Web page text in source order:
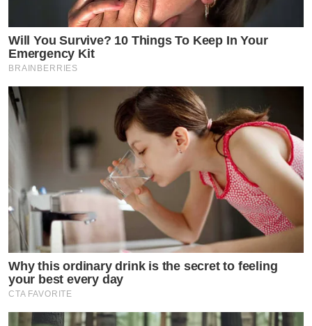
Will You Survive? 10 Things To Keep In Your
Emergency Kit
BRAINBERRIES
Why this ordinary drink is the secret to feeling
your best every day
CTA FAVORITE